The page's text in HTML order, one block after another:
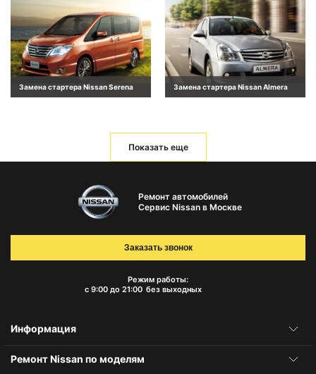
Замена стартера Nissan Serena Замена стартера Nissan Almera
Показать еще
Ремонт автомобилей
Сервис Nissan в Москве
Режим работы:
с 9:00 до 21:00 без выходных
Заказать звонок
Информация
Ремонт Nissan по моделям